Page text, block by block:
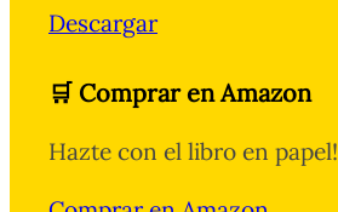
Descargar
🛒 Comprar en Amazon
Hazte con el libro en papel!